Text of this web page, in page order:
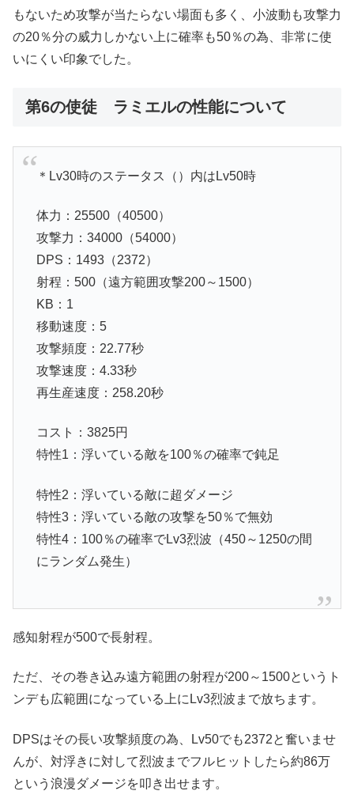
もないため攻撃が当たらない場面も多く、小波動も攻撃力
の20％分の威力しかない上に確率も50％の為、非常に使
いにくい印象でした。
第6の使徒 ラミエルの性能について
＊Lv30時のステータス（）内はLv50時
体力：25500（40500）
攻撃力：34000（54000）
DPS：1493（2372）
射程：500（遠方範囲攻撃200～1500）
KB：1
移動速度：5
攻撃頻度：22.77秒
攻撃速度：4.33秒
再生産速度：258.20秒
コスト：3825円
特性1：浮いている敵を100％の確率で鈍足
特性2：浮いている敵に超ダメージ
特性3：浮いている敵の攻撃を50％で無効
特性4：100％の確率でLv3烈波（450～1250の間
にランダム発生）
感知射程が500で長射程。
ただ、その巻き込み遠方範囲の射程が200～1500というト
ンデも広範囲になっている上にLv3烈波まで放ちます。
DPSはその長い攻撃頻度の為、Lv50でも2372と奮いませ
んが、対浮きに対して烈波までフルヒットしたら約86万
という浪漫ダメージを叩き出せます。